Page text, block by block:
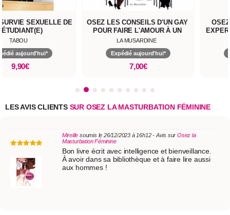
SEXUELLE DE
TABOU
aujourd'hui*
9,90€
OSEZ LES CONSEILS D'UN GAY
POUR FAIRE L'AMOUR À UN
HOMME
LA MUSARDINE
Expédié aujourd'hui*
7,00€
LES AVIS CLIENTSSUR OSEZ LA MASTURBATION FÉMININE
Mireille soumis le 26/12/2023 à 16h12 - Avis sur Osez la
Masturbation Féminine
Bon livre écrit avec intelligence et bienveillance.
À avoir dans sa bibliothèque et à faire lire aussi
aux hommes !